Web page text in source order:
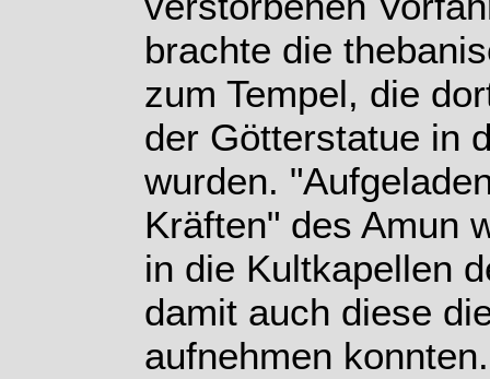
brachte die
zum Tempel, die
der Götterstatue in
wurden.
Kräften" des Amun
in die Kultkapellen
damit auch diese
aufnehmen konnten.